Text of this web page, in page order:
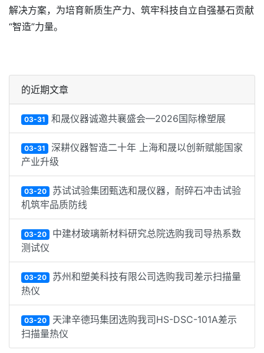
解决方案，为培育新质生产力、筑牢科技自立自强基石贡献
“智造”力量。
的近期文章
03-31 和晟仪器诚邀共襄盛会—2026国际橡塑展
03-31 深耕仪器智造二十年 上海和晟以创新赋能国家
产业升级
03-20 苏试试验集团甄选和晟仪器，耐碎石冲击试验
机筑牢品质防线
03-20 中建材玻璃新材料研究总院选购我司导热系数
测试仪
03-20 苏州和塑美科技有限公司选购我司差示扫描量
热仪
03-20 天津辛德玛集团选购我司HS-DSC-101A差示
扫描量热仪